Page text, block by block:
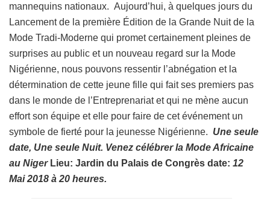
mannequins nationaux. Aujourd’hui, à quelques jours du
Lancement de la première Édition de la Grande Nuit de la
Mode Tradi-Moderne qui promet certainement pleines de
surprises au public et un nouveau regard sur la Mode
Nigérienne, nous pouvons ressentir l’abnégation et la
détermination de cette jeune fille qui fait ses premiers pas
dans le monde de l’Entreprenariat et qui ne mène aucun
effort son équipe et elle pour faire de cet événement un
symbole de fierté pour la jeunesse Nigérienne. Une seule
date, Une seule Nuit. Venez célébrer la Mode Africaine
au Niger Lieu: Jardin du Palais de Congrès date: 12
Mai 2018 à 20 heures.